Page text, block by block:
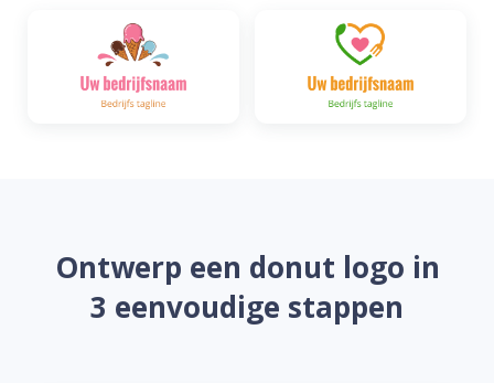
Ontwerp een donut logo in
3 eenvoudige stappen